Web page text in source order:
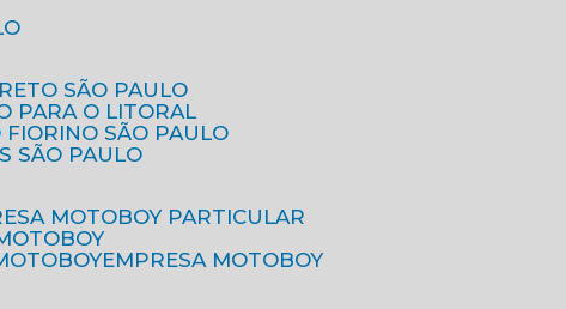
SÃO PAULO
PARA O LITORAL
FIORINO SÃO PAULO
SÃO PAULO
MOTOBOY PARTICULAR
EMPRESA MOTOBOY